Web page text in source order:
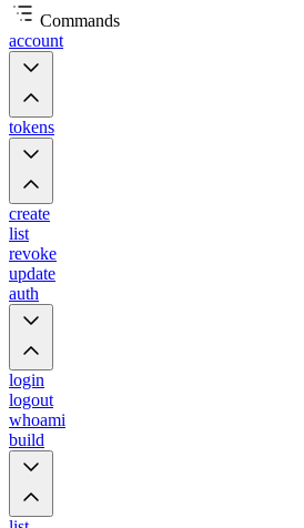
Commands
account
tokens
create
list
revoke
update
auth
login
logout
whoami
build